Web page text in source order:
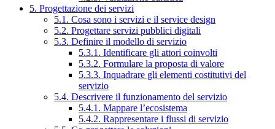
5. Progettazione dei servizi
5.1. Cosa sono i servizi e il service design
5.2. Progettare servizi pubblici digitali
5.3. Definire il modello di servizio
5.3.1. Identificare gli attori coinvolti
5.3.2. Formulare la proposta di valore
5.3.3. Inquadrare gli elementi costitutivi del
servizio
5.4. Descrivere il funzionamento del servizio
5.4.1. Mappare l’ecosistema
5.4.2. Rappresentare i flussi di servizio